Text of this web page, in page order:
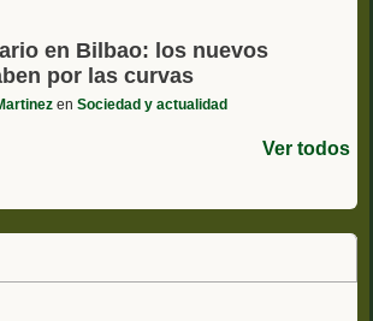
en Bilbao: los nuevos
por las curvas
en Sociedad y actualidad
Ver todos